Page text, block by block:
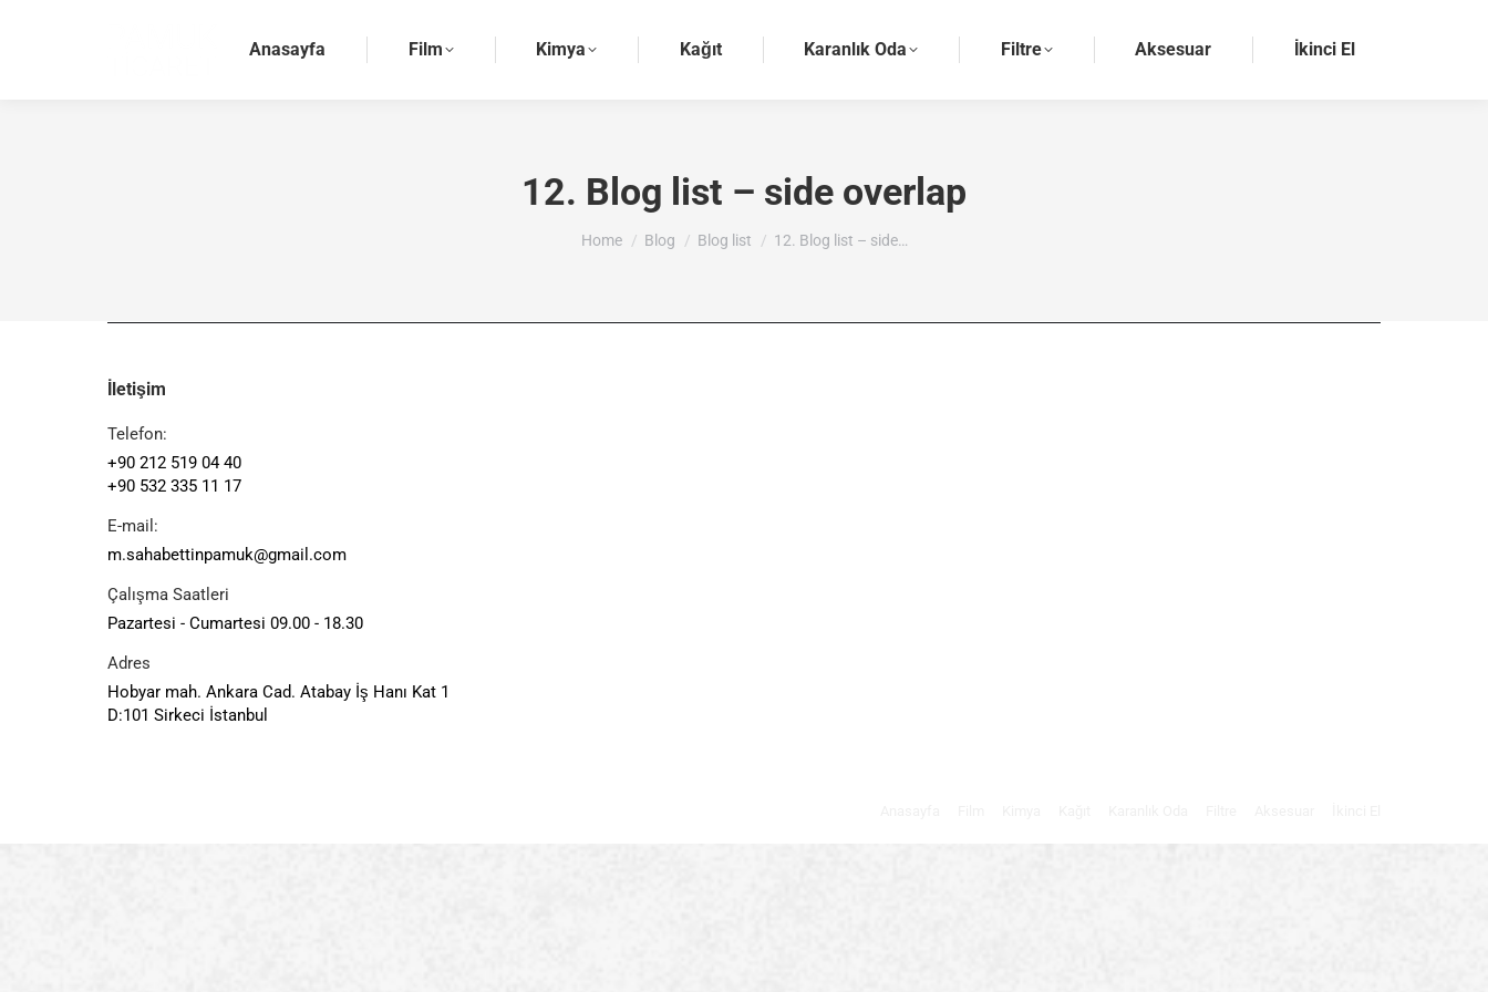
Anasayfa Film Kimya Kağıt Karanlık Oda Filtre Aksesuar İkinci El
12. Blog list – side overlap
You are here:
Home Blog Blog list 12. Blog list – side…
İletişim
Telefon:
+90 212 519 04 40
+90 532 335 11 17
E-mail:
m.sahabettinpamuk@gmail.com
Çalışma Saatleri
Pazartesi - Cumartesi 09.00 - 18.30
Adres
Hobyar mah. Ankara Cad. Atabay İş Hanı Kat 1
D:101 Sirkeci İstanbul